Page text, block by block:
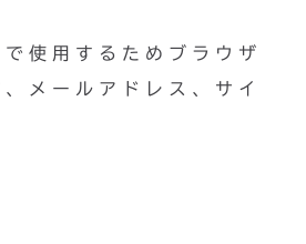
使用するためブラウザ
メールアドレス、サイ